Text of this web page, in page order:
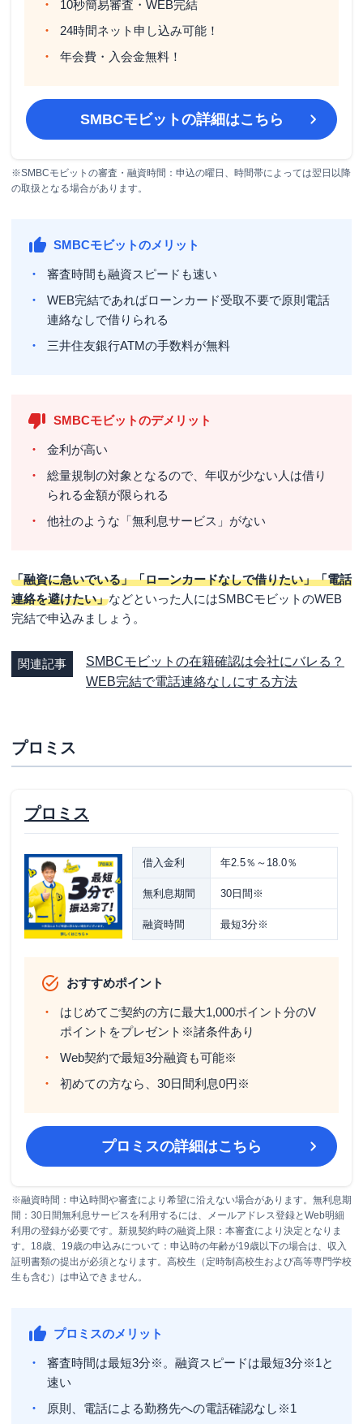
10秒簡易審査・WEB完結
24時間ネット申し込み可能！
年会費・入会金無料！
SMBCモビットの詳細はこちら
※SMBCモビットの審査・融資時間：申込の曜日、時間帯によっては翌日以降
の取扱となる場合があります。
SMBCモビットのメリット
審査時間も融資スピードも速い
WEB完結であればローンカード受取不要で原則電話
連絡なしで借りられる
三井住友銀行ATMの手数料が無料
SMBCモビットのデメリット
金利が高い
総量規制の対象となるので、年収が少ない人は借り
られる金額が限られる
他社のような「無利息サービス」がない
「融資に急いでいる」「ローンカードなしで借りたい」「電話
連絡を避けたい」などといった人にはSMBCモビットのWEB
完結で申込みましょう。
関連記事
SMBCモビットの在籍確認は会社にバレる？
WEB完結で電話連絡なしにする方法
プロミス
プロミス
借入金利 年2.5％～18.0％
無利息期間 30日間※
融資時間 最短3分※
おすすめポイント
はじめてご契約の方に最大1,000ポイント分のV
ポイントをプレゼント※諸条件あり
Web契約で最短3分融資も可能※
初めての方なら、30日間利息0円※
プロミスの詳細はこちら
※融資時間：申込時間や審査により希望に沿えない場合があります。無利息期
間：30日間無利息サービスを利用するには、メールアドレス登録とWeb明細
利用の登録が必要です。新規契約時の融資上限：本審査により決定となりま
す。18歳、19歳の申込みについて：申込時の年齢が19歳以下の場合は、収入
証明書類の提出が必須となります。高校生（定時制高校生および高等専門学校
生も含む）は申込できません。
プロミスのメリット
審査時間は最短3分※ 。融資スピードは最短3分※1と
速い
原則、電話による勤務先への電話確認なし※1